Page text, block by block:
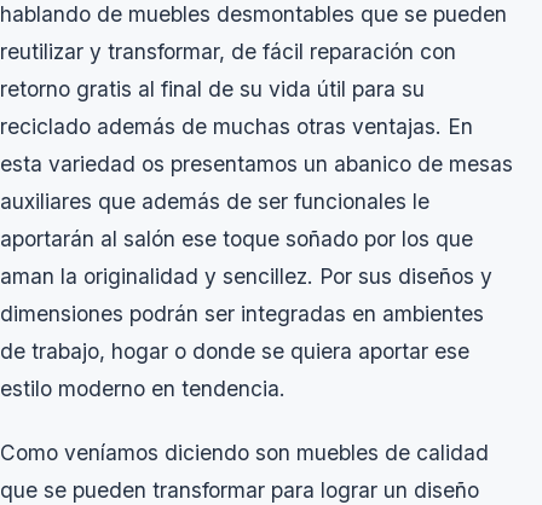
hablando de muebles desmontables que se pueden
reutilizar y transformar, de fácil reparación con
retorno gratis al final de su vida útil para su
reciclado además de muchas otras ventajas. En
esta variedad os presentamos un abanico de mesas
auxiliares que además de ser funcionales le
aportarán al salón ese toque soñado por los que
aman la originalidad y sencillez. Por sus diseños y
dimensiones podrán ser integradas en ambientes
de trabajo, hogar o donde se quiera aportar ese
estilo moderno en tendencia.
Como veníamos diciendo son muebles de calidad
que se pueden transformar para lograr un diseño